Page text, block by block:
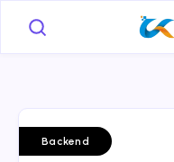
Backend